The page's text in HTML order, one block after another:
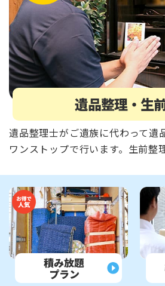
遺品整理・生
遺品整理士がご遺族に代わって遺
ワンストップで行います。生前整
積み放題
プラン